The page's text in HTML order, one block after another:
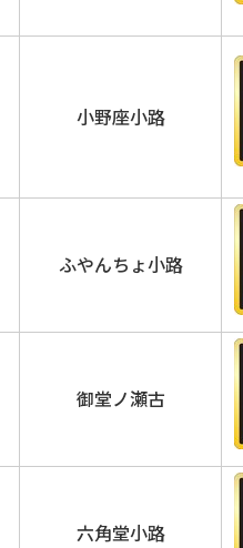
小野座小路
ふやんちょ小路
御堂ノ瀬古
六角堂小路